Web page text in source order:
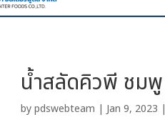
น้ำสลัดคิวพี ชมพู
bypdswebteam | Jan 9, 2023 |